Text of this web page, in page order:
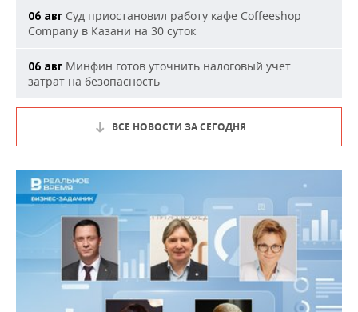
06 авг Суд приостановил работу кафе Coffeeshop
Company в Казани на 30 суток
06 авг Минфин готов уточнить налоговый учет
затрат на безопасность
ВСЕ НОВОСТИ ЗА СЕГОДНЯ